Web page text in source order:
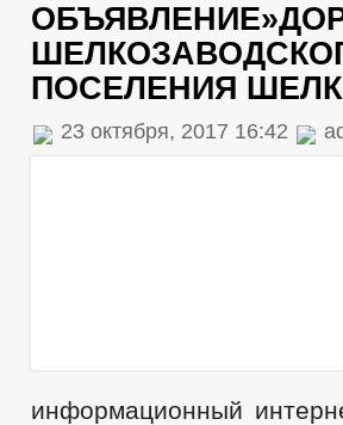
ПОСЕЛЕНИЯ
23 октября, 2017 16:42
информационный